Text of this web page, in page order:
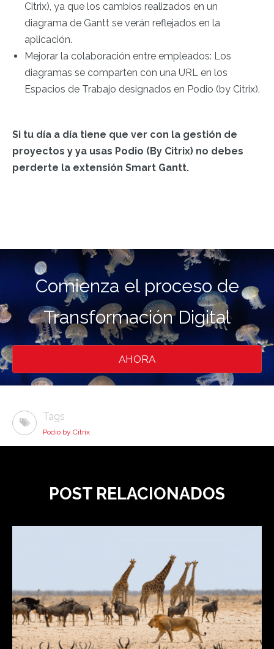
Citrix), ya que los cambios realizados en un
diagrama de Gantt se verán reflejados en la
aplicación.
Mejorar la colaboración entre empleados: Los
diagramas se comparten con una URL en los
Espacios de Trabajo designados en Podio (by Citrix).
Si tu día a día tiene que ver con la gestión de
proyectos y ya usas Podio (By Citrix) no debes
perderte la extensión Smart Gantt.
Comienza el proceso de
Transformación Digital
AHORA
Tags
Podio by Citrix
POST RELACIONADOS